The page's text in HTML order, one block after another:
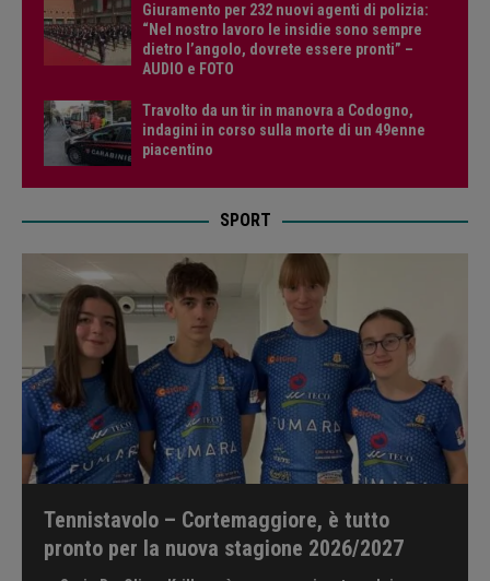
Giuramento per 232 nuovi agenti di polizia:
“Nel nostro lavoro le insidie sono sempre
dietro l’angolo, dovrete essere pronti” –
AUDIO e FOTO
Travolto da un tir in manovra a Codogno,
indagini in corso sulla morte di un 49enne
piacentino
SPORT
Tennistavolo – Cortemaggiore, è tutto
pronto per la nuova stagione 2026/2027